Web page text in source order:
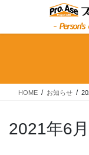
HOME お知らせ
2021年6月